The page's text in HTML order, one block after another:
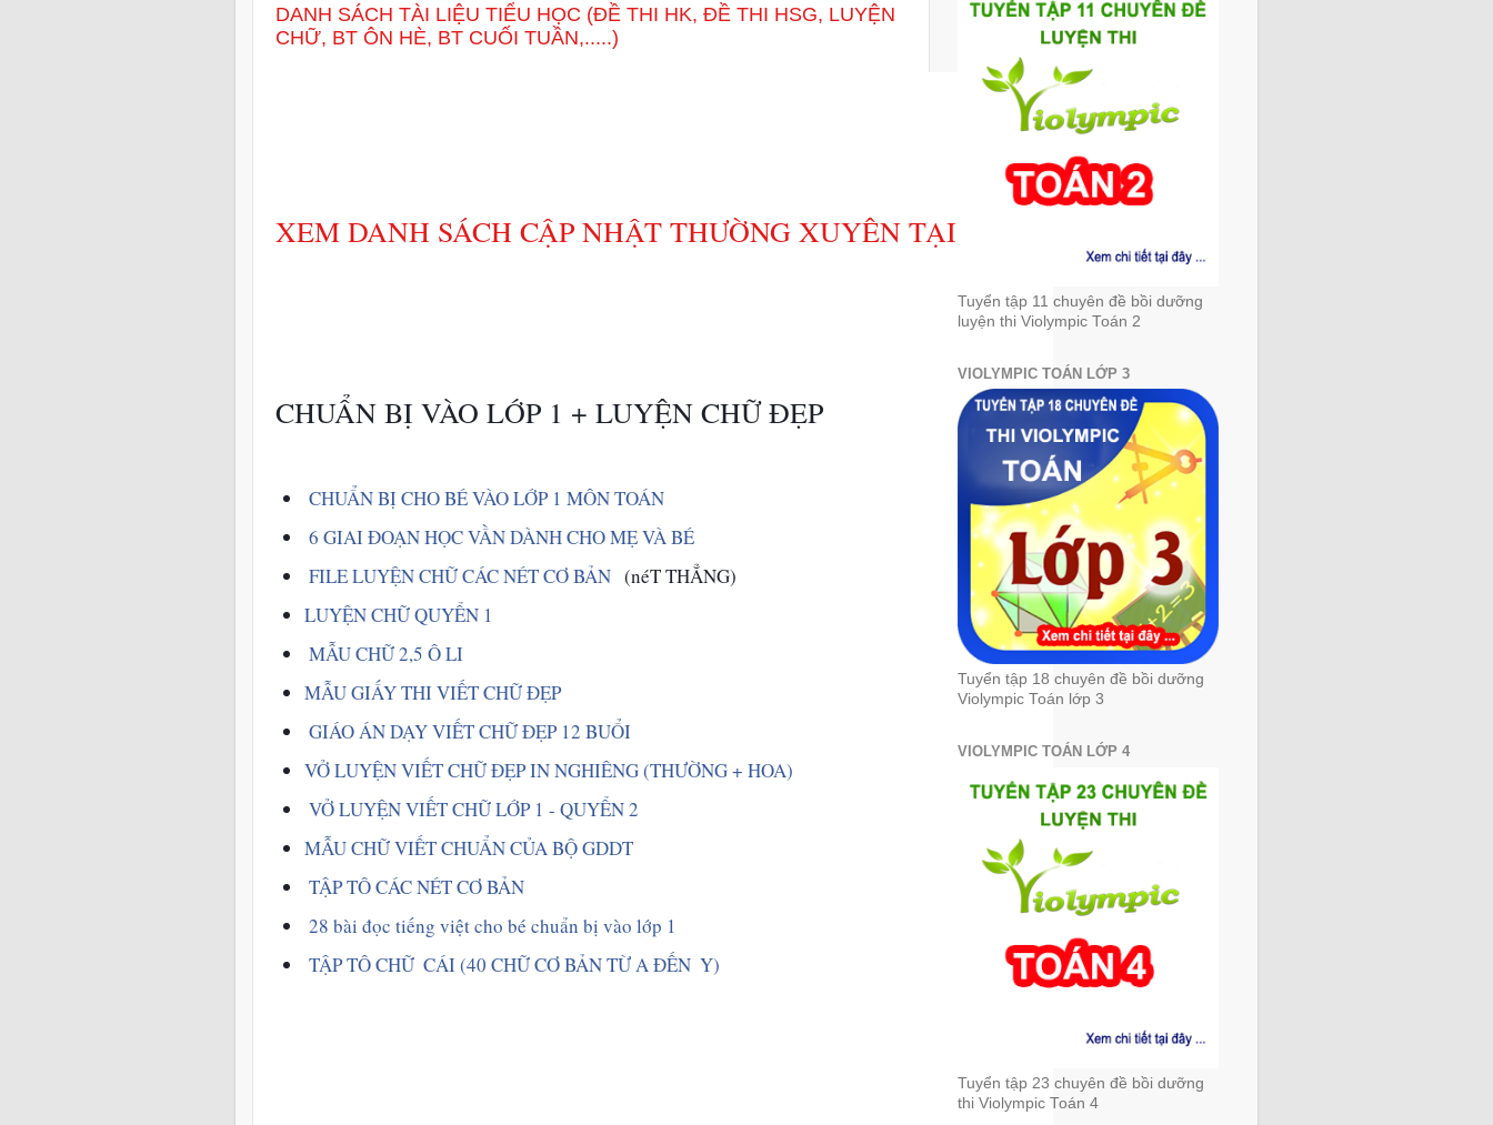
DANH SÁCH TÀI LIỆU TIỂU HỌC (ĐỀ THI HK, ĐỀ THI HSG, LUYỆN
CHỮ, BT ÔN HÈ, BT CUỐI TUẦN,.....)
XEM DANH SÁCH CẬP NHẬT THƯỜNG XUYÊN TẠI ĐÂY
CHUẨN BỊ VÀO LỚP 1 + LUYỆN CHỮ ĐẸP
CHUẨN BỊ CHO BÉ VÀO LỚP 1 MÔN TOÁN
6 GIAI ĐOẠN HỌC VẦN DÀNH CHO MẸ VÀ BÉ
FILE LUYỆN CHỮ CÁC NÉT CƠ BẢN (néT THẲNG)
LUYỆN CHỮ QUYỂN 1
MẪU CHỮ 2,5 Ô LI
MẪU GIẤY THI VIẾT CHỮ ĐẸP
GIÁO ÁN DẠY VIẾT CHỮ ĐẸP 12 BUỔI
VỞ LUYỆN VIẾT CHỮ ĐẸP IN NGHIÊNG (THƯỜNG + HOA)
VỞ LUYỆN VIẾT CHỮ LỚP 1 - QUYỂN 2
MẪU CHỮ VIẾT CHUẨN CỦA BỘ GDDT
TẬP TÔ CÁC NÉT CƠ BẢN
28 bài đọc tiếng việt cho bé chuẩn bị vào lớp 1
TẬP TÔ CHỮ  CÁI (40 CHỮ CƠ BẢN TỪ A ĐẾN  Y)
Tuyển tập 11 chuyên đề bồi dưỡng
luyện thi Violympic Toán 2
VIOLYMPIC TOÁN LỚP 3
Tuyển tập 18 chuyên đề bồi dưỡng
Violympic Toán lớp 3
VIOLYMPIC TOÁN LỚP 4
Tuyển tập 23 chuyên đề bồi dưỡng
thi Violympic Toán 4